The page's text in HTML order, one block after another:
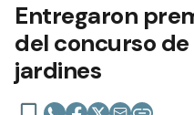
Entregaron
del concurso
jardines